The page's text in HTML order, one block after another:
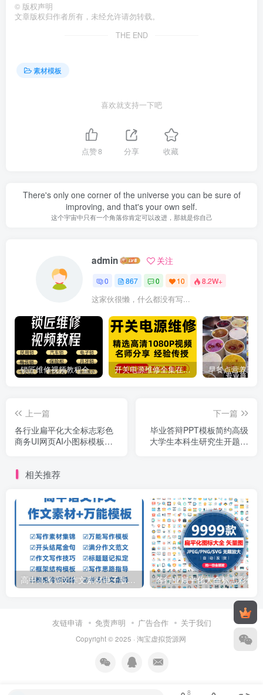
© 版权声明
文章版权归作者所有，未经允许请勿转载。
THE END
素材模板
喜欢就支持一下吧
点赞8 分享 收藏
There's only one corner of the universe you can be sure of
improving, and that's your own self.
这个宇宙中只有一个角落你肯定可以改进，那就是你自己
admin 关注
0 867 0 10 8.2W+
这家伙很懒，什么都没有写...
锁匠维修视频教程全套从入门到精通技巧培训学习在线自学课程 开关电源维修全集在线视频教程新手零基础课程教程从入门到精通
上一篇
各行业扁平化大全标志彩色
商务UI网页AI小图标模板设
下一篇
毕业答辩PPT模板简约高级
大学生本科生研究生开题报
相关推荐
高中高考语文作文素材电子版满分作文写作通用模板及范文句子
友链申请 免责声明 广告合作 关于我们
Copyright © 2025 · 淘宝虚拟货源网
8